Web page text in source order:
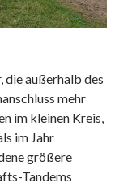
außerhalb des
mehr
im kleinen Kreis,
im Jahr
größere
Tandems